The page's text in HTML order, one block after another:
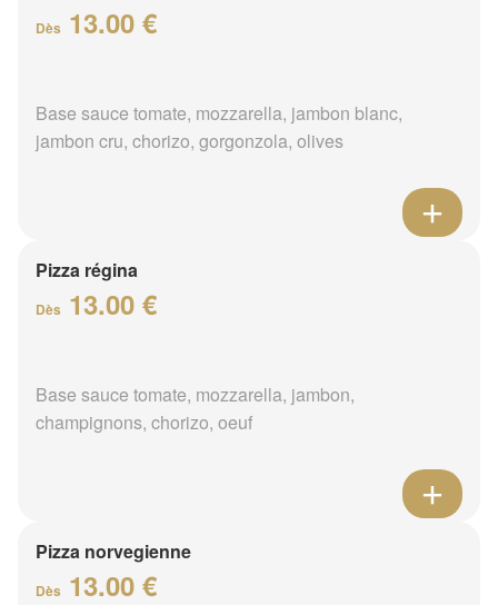
Dès 13.00 €
Base sauce tomate, mozzarella, jambon blanc,
jambon cru, chorizo, gorgonzola, olives
Pizza régina
Dès 13.00 €
Base sauce tomate, mozzarella, jambon,
champignons, chorizo, oeuf
Pizza norvegienne
Dès 13.00 €